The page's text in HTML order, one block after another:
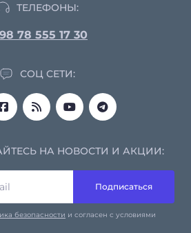
ТЕЛЕФОНЫ:
78 555 17 30
СОЦ СЕТИ:
НА НОВОСТИ И АКЦИИ:
Подписаться
безопасности и согласен с условиями